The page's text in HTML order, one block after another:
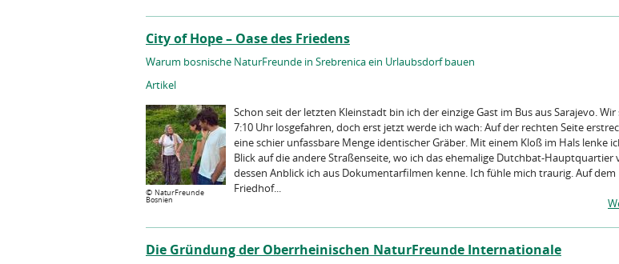
City of Hope – Oase des Friedens
Warum bosnische NaturFreunde in Srebrenica ein Urlaubsdorf bauen
Artikel
© NaturFreunde
Bosnien
Schon seit der letzten Kleinstadt bin ich der einzige Gast im Bus aus Sarajevo.
7:10 Uhr losgefahren, doch erst jetzt werde ich wach: Auf der rechten Seite
eine schier unfassbare Menge identischer Gräber. Mit einem Kloß im Hals lenke
Blick auf die andere Straßenseite, wo ich das ehemalige Dutchbat-Hauptquartier
dessen Anblick ich aus Dokumentarfilmen kenne. Ich fühle mich traurig. Auf dem
Friedhof...
Die Gründung der Oberrheinischen NaturFreunde Internationale